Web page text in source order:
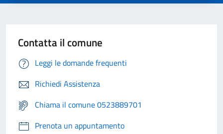
Contatta il comune
Leggi le domande frequenti
Richiedi Assistenza
Chiama il comune 0523889701
Prenota un appuntamento